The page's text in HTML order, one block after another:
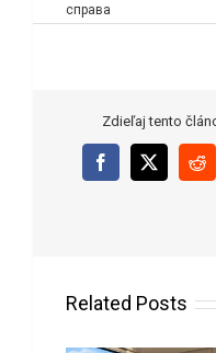
справа
Zdieľaj tento
Facebook
X
Related Posts